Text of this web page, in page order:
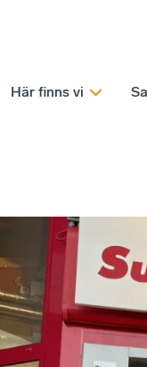
Här finns vi